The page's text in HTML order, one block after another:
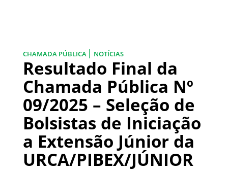
CHAMADA PÚBLICA NOTÍCIAS
Resultado Final da
Chamada Pública Nº
09/2025 – Seleção de
Bolsistas de Iniciação
a Extensão Júnior da
URCA/PIBEX/JÚNIOR